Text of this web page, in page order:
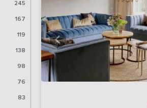
245
167
119
138
98
76
83